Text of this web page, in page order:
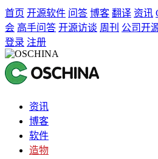
首页 开源软件 问答 博客 翻译 资讯
会 高手问答 开源访谈 周刊 公司开
登录 注册
资讯
博客
软件
造物